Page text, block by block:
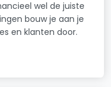
wel de juiste
bouw je aan je
en klanten door.